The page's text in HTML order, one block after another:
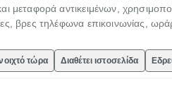
μεταφορά αντικειμένων,
βρες τηλέφωνα επικοινωνίας,
τώρα Διαθέτει ιστοσελίδα